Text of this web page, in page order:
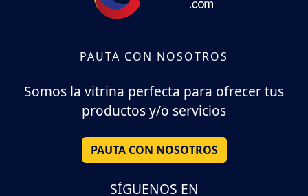
PAUTA CON NOSOTROS
Somos la vitrina perfecta para ofrecer tus
productos y/o servicios
PAUTA CON NOSOTROS
SÍGUENOS EN